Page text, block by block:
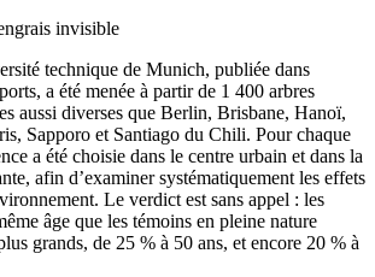
invisible
technique de Munich, publiée dans
a été menée à partir de 1 400 arbres
aussi diverses que Berlin, Brisbane, Hanoï,
Sapporo et Santiago du Chili. Pour chaque
a été choisie dans le centre urbain et dans la
afin d’examiner systématiquement les effets
Le verdict est sans appel : les
âge que les témoins en pleine nature
grands, de 25 % à 50 ans, et encore 20 % à